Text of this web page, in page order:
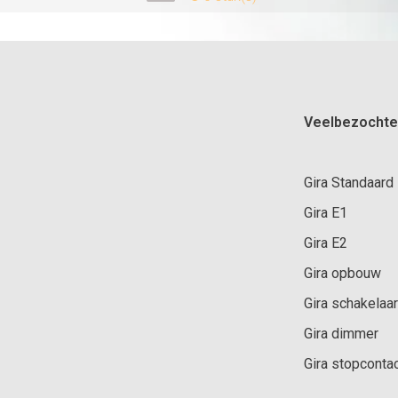
Gira Standaard
Gira E1
Gira E2
Gira opbouw
Gira schakelaar
Gira dimmer
Gira